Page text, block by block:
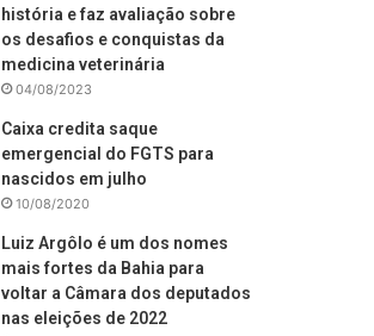
história e faz avaliação sobre
os desafios e conquistas da
medicina veterinária
04/08/2023
Caixa credita saque
emergencial do FGTS para
nascidos em julho
10/08/2020
Luiz Argôlo é um dos nomes
mais fortes da Bahia para
voltar a Câmara dos deputados
nas eleições de 2022